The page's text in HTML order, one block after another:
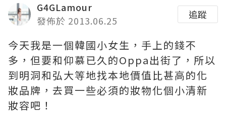
G4GLamour
發佈於 2013.06.25
追蹤
今天我是一個韓國小女生，手上的錢不
多，但要和仰慕已久的Oppa出街了，所以
到明洞和弘大等地找本地價值比甚高的化
妝品牌，去買一些必須的妝物化個小清新
妝容吧！